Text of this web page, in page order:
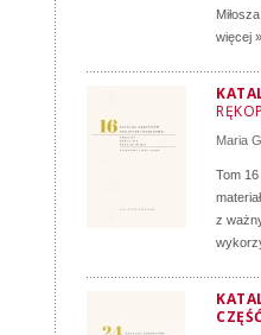
więcej »
Maria
Tom
z